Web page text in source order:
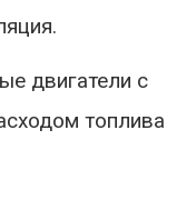
двигатели с
топлива